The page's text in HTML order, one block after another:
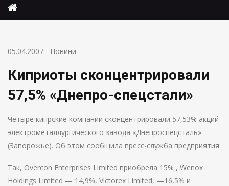
Киприоты сконцентрировали 57,5% «Днепро-спецстали»
05.04.2007 - Новини
Киприоты сконцентрировали
57,5% «Днепро-спецстали»
Четыре кипрские компании сконцентрировали 57,53% акций
электрометаллургического завода «Днепроспецсталь»
(Запорожье). Об этом сообщила пресс-служба предприятия.
Так, Overcon Enterprises Limited приобрела 15% , Wenox
Holdings Limited — 14,9%, Victorex Limited, —16,5% и